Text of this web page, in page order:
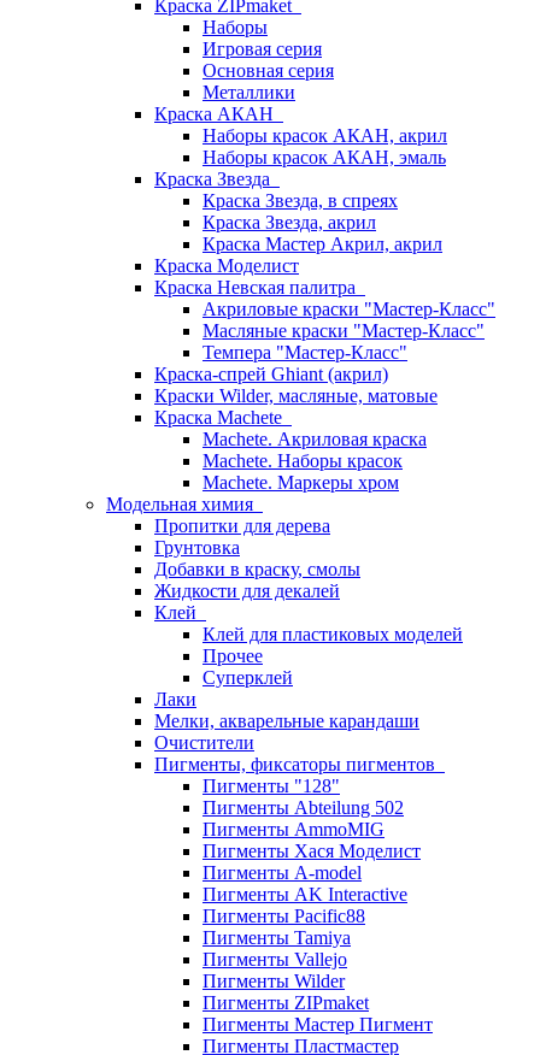
Краска ZIPmaket
Наборы
Игровая серия
Основная серия
Металлики
Краска АКАН
Наборы красок АКАН, акрил
Наборы красок АКАН, эмаль
Краска Звезда
Краска Звезда, в спреях
Краска Звезда, акрил
Краска Мастер Акрил, акрил
Краска Моделист
Краска Невская палитра
Акриловые краски "Мастер-Класс"
Масляные краски "Мастер-Класс"
Темпера "Мастер-Класс"
Краска-спрей Ghiant (акрил)
Краски Wilder, масляные, матовые
Краска Machete
Machete. Акриловая краска
Machete. Наборы красок
Machete. Маркеры хром
Модельная химия
Пропитки для дерева
Грунтовка
Добавки в краску, смолы
Жидкости для декалей
Клей
Клей для пластиковых моделей
Прочее
Суперклей
Лаки
Мелки, акварельные карандаши
Очистители
Пигменты, фиксаторы пигментов
Пигменты "128"
Пигменты Abteilung 502
Пигменты AmmoMIG
Пигменты Хася Моделист
Пигменты A-model
Пигменты AK Interactive
Пигменты Pacific88
Пигменты Tamiya
Пигменты Vallejo
Пигменты Wilder
Пигменты ZIPmaket
Пигменты Мастер Пигмент
Пигменты Пластмастер